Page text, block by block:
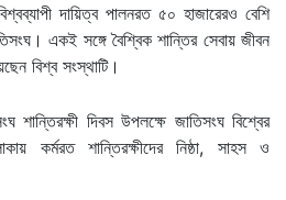
দায়িত্ব পালনরত ৫০ হাজারেরও বেশি
একই সঙ্গে বৈশ্বিক শান্তির সেবায় জীবন
বিশ্ব সংস্থাটি।
শান্তিরক্ষী দিবস উপলক্ষে জাতিসংঘ বিশ্বের
কর্মরত শান্তিরক্ষীদের নিষ্ঠা, সাহস ও